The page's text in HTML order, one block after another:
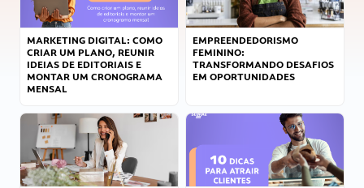
MARKETING DIGITAL: COMO
CRIAR UM PLANO, REUNIR
IDEIAS DE EDITORIAIS E
MONTAR UM CRONOGRAMA
MENSAL
EMPREENDEDORISMO
FEMININO:
TRANSFORMANDO DESAFIOS
EM OPORTUNIDADES